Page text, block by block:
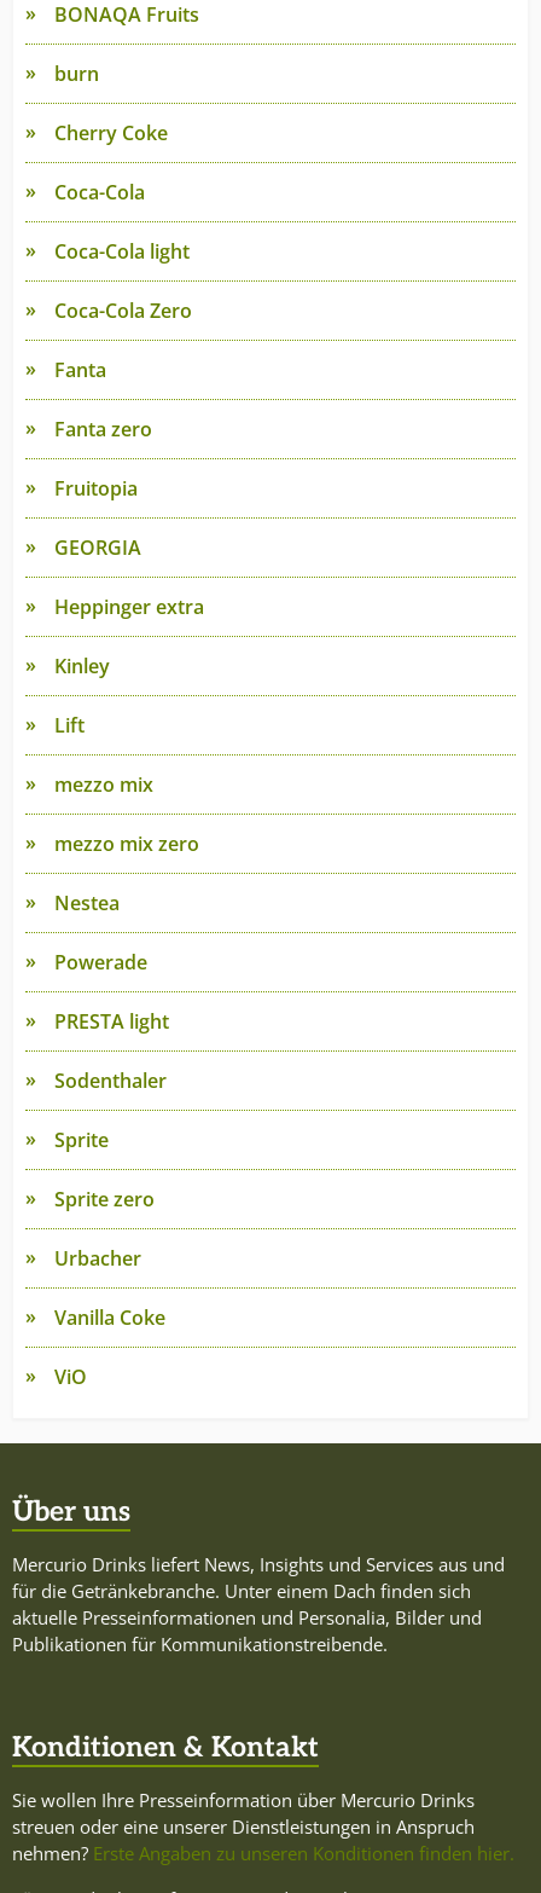
BONAQA Fruits
burn
Cherry Coke
Coca-Cola
Coca-Cola light
Coca-Cola Zero
Fanta
Fanta zero
Fruitopia
GEORGIA
Heppinger extra
Kinley
Lift
mezzo mix
mezzo mix zero
Nestea
Powerade
PRESTA light
Sodenthaler
Sprite
Sprite zero
Urbacher
Vanilla Coke
ViO
Über uns
Mercurio Drinks liefert News, Insights und Services aus und
für die Getränkebranche. Unter einem Dach finden sich
aktuelle Presseinformationen und Personalia, Bilder und
Publikationen für Kommunikationstreibende.
Konditionen & Kontakt
Sie wollen Ihre Presseinformation über Mercurio Drinks
streuen oder eine unserer Dienstleistungen in Anspruch
nehmen? Erste Angaben zu unseren Konditionen finden hier.